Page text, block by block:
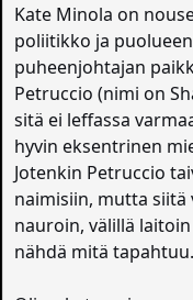
Kate Minola on
poliitikko ja
puheenjohtajan
Petruccio (nimi on
sitä ei leffassa
hyvin eksentrinen
Jotenkin Petruccio
naimisiin, mutta siitä
nauroin, välillä
nähdä mitä